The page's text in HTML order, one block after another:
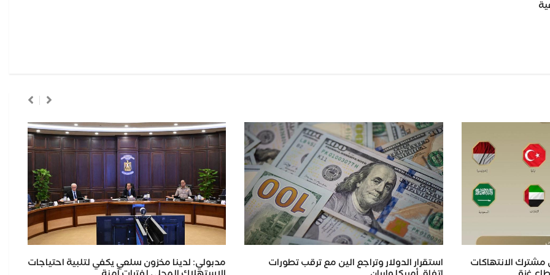
مشترك الانتهاكات
استقرار الدولار وتراجع الين مع ترقب تطورات
مدبولي: لدينا مخزون سلعي يكفي لتلبية احتياجات